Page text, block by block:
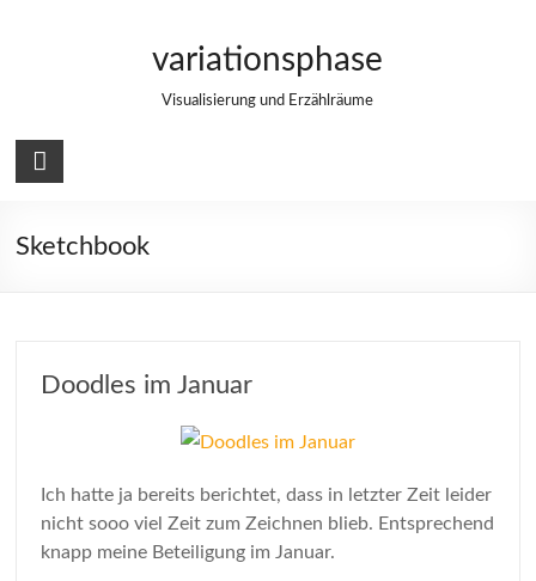
variationsphase
Visualisierung und Erzählräume
Sketchbook
Doodles im Januar
Ich hatte ja bereits berichtet, dass in letzter Zeit leider
nicht sooo viel Zeit zum Zeichnen blieb. Entsprechend
knapp meine Beteiligung im Januar.